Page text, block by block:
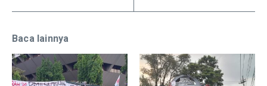
Baca lainnya